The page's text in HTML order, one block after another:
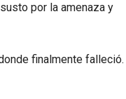
por la amenaza y
finalmente falleció.